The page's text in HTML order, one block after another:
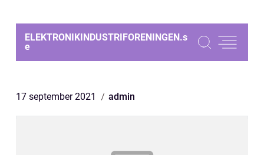
ELEKTRONIKINDUSTRIFORENINGEN.s
e
17 september 2021 admin